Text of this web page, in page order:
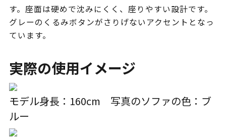
す。座面は硬めで沈みにくく、座りやすい設計です。
グレーのくるみボタンがさりげないアクセントとなっ
ています。
実際の使用イメージ
モデル身長：160cm 写真のソファの色：ブ
ルー